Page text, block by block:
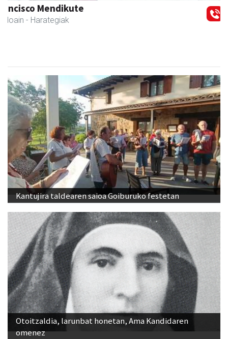
Keinu euskal jantziak
Andoain - Arropa-dendak
Kantujira taldearen saioa Goiburuko festetan
Otoitzaldia, larunbat honetan, Ama Kandidaren
omenez